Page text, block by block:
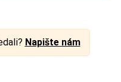
Napište nám